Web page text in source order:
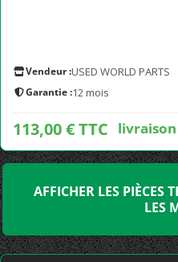
Vendeur :USED WORLD PARTS
Garantie :12 mois
113,00 € TTC
AFFICHER LES PIÈCES
LES